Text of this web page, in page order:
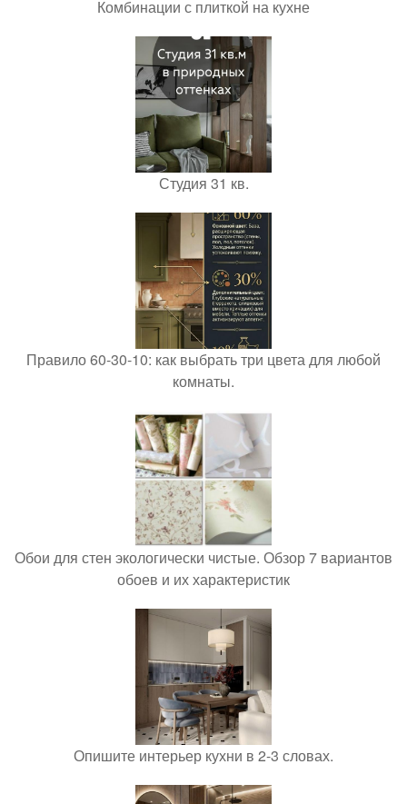
Комбинации с плиткой на кухне
Студия 31 кв.
Правило 60-30-10: как выбрать три цвета для любой
комнаты.
Обои для стен экологически чистые. Обзор 7 вариантов
обоев и их характеристик
Опишите интерьер кухни в 2-3 словах.